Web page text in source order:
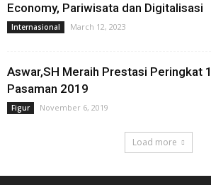
Economy, Pariwisata dan Digitalisasi
Internasional March 12, 2023
Aswar,SH Meraih Prestasi Peringkat
Pasaman 2019
Figur November 6, 2019
Load more